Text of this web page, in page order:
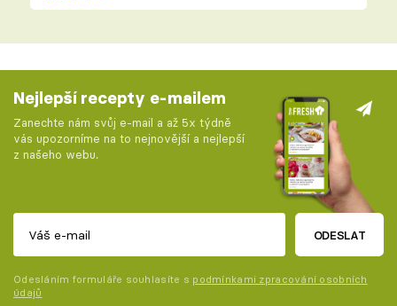
Nejlepší recepty e-mailem
Zanechte nám svůj e-mail a až 5x týdně
vás upozorníme na to nejnovější a nejlepší
z našeho webu.
ODESLAT
Odesláním formuláře souhlasíte s podmínkami zpracování osobních
údajů